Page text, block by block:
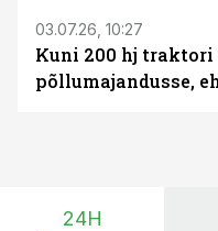
03.07.26, 10:27
Kuni 200 hj
põllumajandusse,
24H